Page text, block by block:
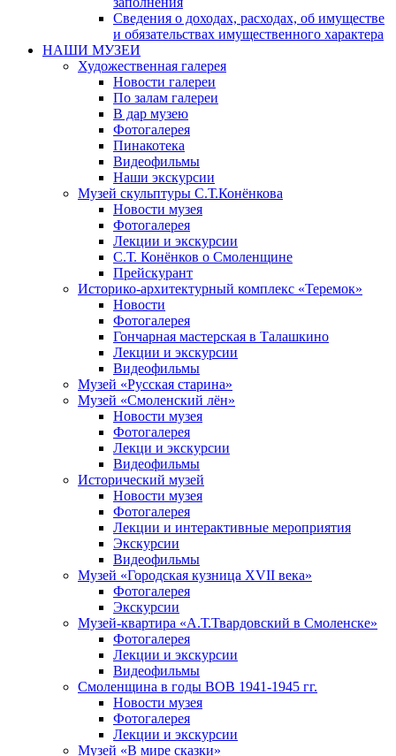
Сведения о доходах, расходах, об имуществе
и обязательствах имущественного характера
НАШИ МУЗЕИ
Художественная галерея
Новости галереи
По залам галереи
В дар музею
Фотогалерея
Пинакотека
Видеофильмы
Наши экскурсии
Музей скульптуры С.Т.Конёнкова
Новости музея
Фотогалерея
Лекции и экскурсии
С.Т. Конёнков о Смоленщине
Прейскурант
Историко-архитектурный комплекс «Теремок»
Новости
Фотогалерея
Гончарная мастерская в Талашкино
Лекции и экскурсии
Видеофильмы
Музей «Русская старина»
Музей «Смоленский лён»
Новости музея
Фотогалерея
Лекци и экскурсии
Видеофильмы
Исторический музей
Новости музея
Фотогалерея
Лекции и интерактивные мероприятия
Экскурсии
Видеофильмы
Музей «Городская кузница XVII века»
Фотогалерея
Экскурсии
Музей-квартира «А.Т.Твардовский в Смоленске»
Фотогалерея
Лекции и экскурсии
Видеофильмы
Смоленщина в годы ВОВ 1941-1945 гг.
Новости музея
Фотогалерея
Лекции и экскурсии
Музей «В мире сказки»